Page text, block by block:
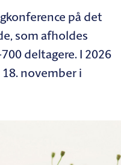
på det
som afholdes
deltagere. I 2026
november i